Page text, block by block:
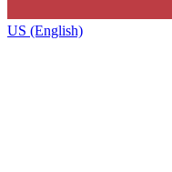
US (English)